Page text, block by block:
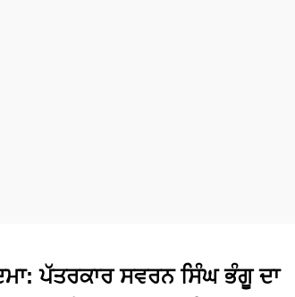
ਪੱਤਰਕਾਰ ਸਵਰਨ ਸਿੰਘ ਭੰਗੂ ਦਾ